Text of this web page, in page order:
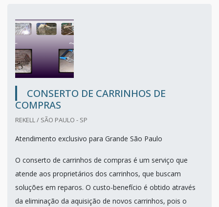
CONSERTO DE CARRINHOS DE
COMPRAS
REKELL / SÃO PAULO - SP
Atendimento exclusivo para Grande São Paulo
O conserto de carrinhos de compras é um serviço que
atende aos proprietários dos carrinhos, que buscam
soluções em reparos. O custo-benefício é obtido através
da eliminação da aquisição de novos carrinhos, pois o